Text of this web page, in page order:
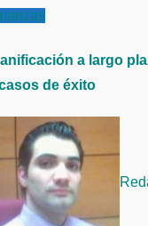
a largo
de éxito